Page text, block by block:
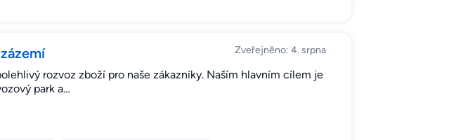
Zveřejněno: 4. srpna
rozvoz zboží pro naše zákazníky. Naším hlavním cílem je
park a…